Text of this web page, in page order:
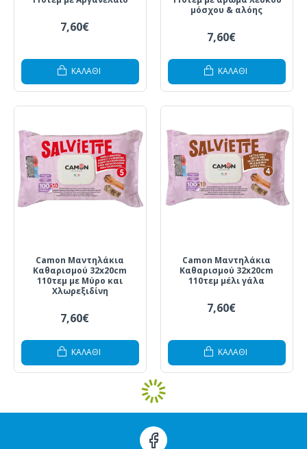
7,60€
ΚΑΛΆΘΙ
μόσχου & αλόης
7,60€
ΚΑΛΆΘΙ
Camon Μαντηλάκια
Καθαρισμού 32x20cm
110τεμ με Μύρο και
Χλωρεξιδίνη
7,60€
ΚΑΛΆΘΙ
Camon Μαντηλάκια
Καθαρισμού 32x20cm
110τεμ μέλι γάλα
7,60€
ΚΑΛΆΘΙ